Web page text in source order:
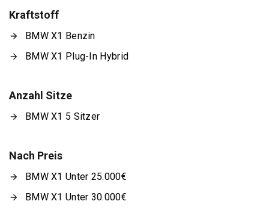
Kraftstoff
BMW X1 Benzin
BMW X1 Plug-In Hybrid
Anzahl Sitze
BMW X1 5 Sitzer
Nach Preis
BMW X1 Unter 25.000€
BMW X1 Unter 30.000€